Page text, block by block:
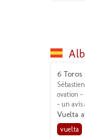
6 Toros
ovation -
- un avis
Vuelta
vuelta